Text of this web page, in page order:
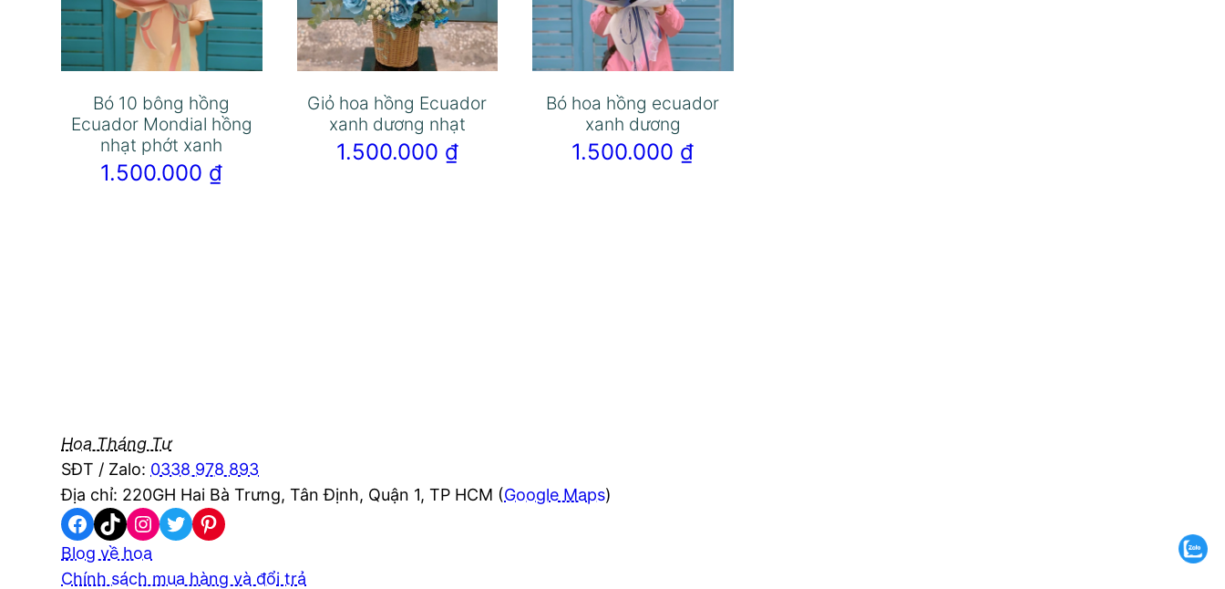
Bó 10 bông hồng
Ecuador Mondial hồng
nhạt phớt xanh
1.500.000 ₫
Giỏ hoa hồng Ecuador
xanh dương nhạt
1.500.000 ₫
Bó hoa hồng ecuador
xanh dương
1.500.000 ₫
Hoa Tháng Tư
SĐT / Zalo: 0338 978 893
Địa chỉ: 220GH Hai Bà Trưng, Tân Định, Quận 1, TP HCM (Google Maps)
Facebook
TikTokInstagram
TwitterPinterest
Blog về hoa
Chính sách mua hàng và đổi trả